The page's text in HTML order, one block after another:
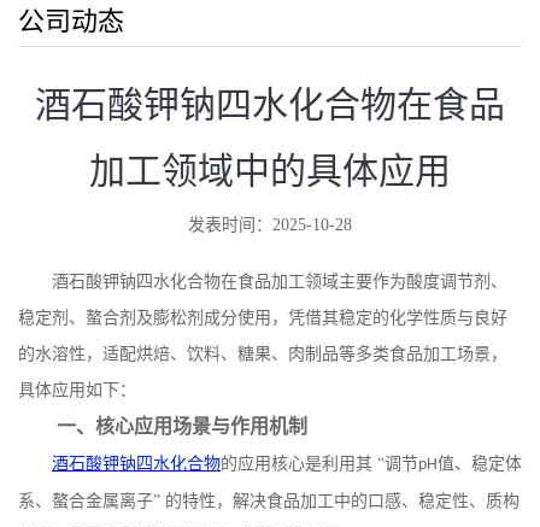
公司动态
酒石酸钾钠四水化合物在食品
加工领域中的具体应用
发表时间：2025-10-28
酒石酸钾钠四水化合物在食品加工领域主要作为酸度调节剂、
稳定剂、螯合剂及膨松剂成分使用，凭借其稳定的化学性质与良好
的水溶性，适配烘焙、饮料、糖果、肉制品等多类食品加工场景，
具体应用如下：
一、核心应用场景与作用机制
酒石酸钾钠四水化合物的应用核心是利用其 “调节pH值、稳定体
系、螯合金属离子” 的特性，解决食品加工中的口感、稳定性、质构